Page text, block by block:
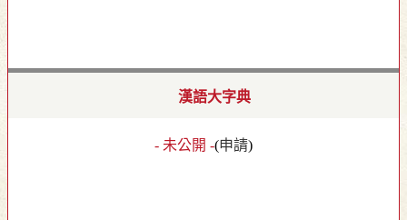
漢語大字典
- 未公開 -(申請)